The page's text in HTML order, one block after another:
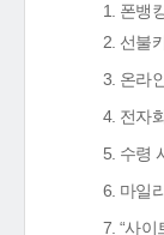
1. 폰뱅
2. 선불
3. 온라
4. 전자
5. 수령
6. 마일
7. “사이